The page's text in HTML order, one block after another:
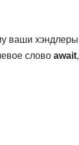
ваши хэндлеры
слово await,